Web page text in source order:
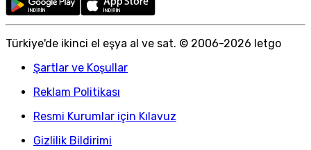
Türkiye'de ikinci el eşya al ve sat. © 2006-2026 letgo
Şartlar ve Koşullar
Reklam Politikası
Resmi Kurumlar için Kılavuz
Gizlilik Bildirimi